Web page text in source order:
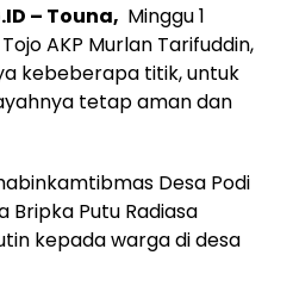
– Touna, Minggu 1
AKP Murlan Tarifuddin,
kebeberapa titik, untuk
tetap aman dan
Desa Podi
Bripka Putu Radiasa
kepada warga di desa